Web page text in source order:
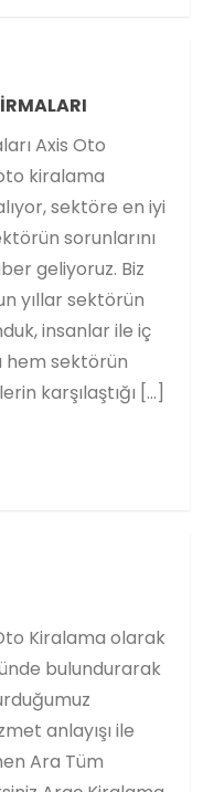
Axis Oto
kiralama
sektöre en iyi
sorunlarını
geliyoruz. Biz
yıllar sektörün
insanlar ile iç
hem sektörün
karşılaştığı […]
Kiralama olarak
bulundurarak
anlayışı ile
Ara Tüm